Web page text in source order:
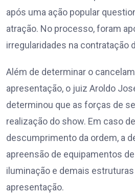
após uma ação popular
atração. No processo, foram
irregularidades na contratação
Além de determinar o
apresentação, o juiz Aroldo
determinou que as forças de
realização do show. Em caso
descumprimento da ordem, a
apreensão de equipamentos
iluminação e demais
apresentação.